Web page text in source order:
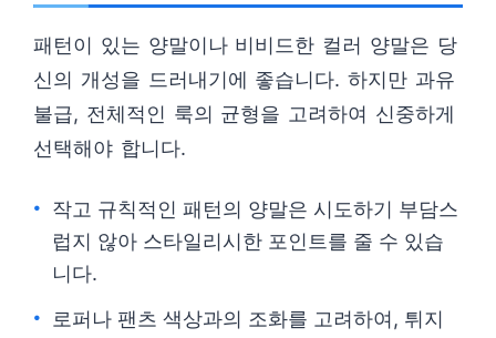
패턴이 있는 양말이나 비비드한 컬러 양말은 당
신의 개성을 드러내기에 좋습니다. 하지만 과유
불급, 전체적인 룩의 균형을 고려하여 신중하게
선택해야 합니다.
작고 규칙적인 패턴의 양말은 시도하기 부담스
럽지 않아 스타일리시한 포인트를 줄 수 있습
니다.
로퍼나 팬츠 색상과의 조화를 고려하여, 튀지